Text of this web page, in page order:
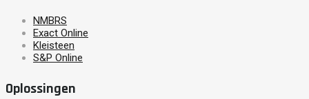
NMBRS
Exact Online
Kleisteen
S&P Online
Oplossingen